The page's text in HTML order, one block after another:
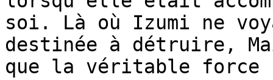
soi. Là où Izumi ne
destinée à détruire,
que la véritable force